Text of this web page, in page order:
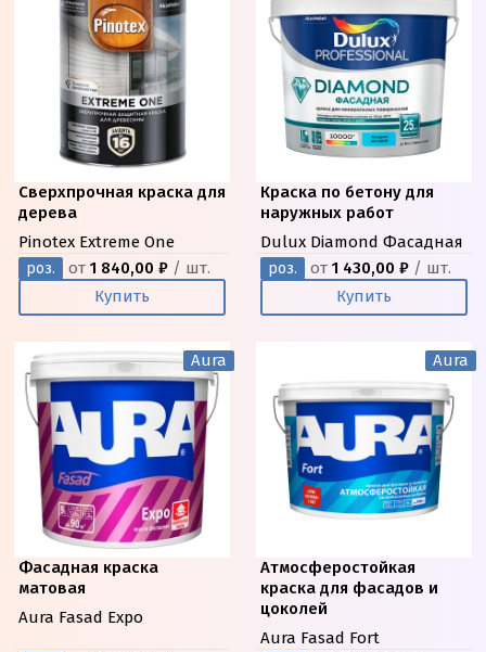
Сверхпрочная краска для
дерева
Pinotex Extreme One
роз. от 1 840,00 ₽ / шт.
Купить
Краска по бетону для
наружных работ
Dulux Diamond Фасадная
роз. от 1 430,00 ₽ / шт.
Купить
Aura
Фасадная краска
матовая
Aura Fasad Expo
Aura
Атмосферостойкая
краска для фасадов и
цоколей
Aura Fasad Fort